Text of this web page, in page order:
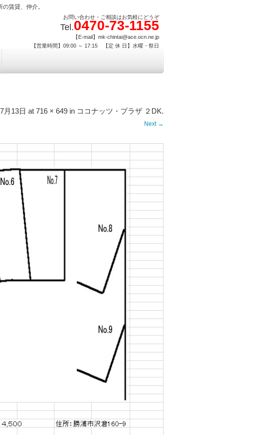
賃貸、仲介。
お問い合わせ・ご相談はお気軽にどうぞ
Tel.0470-73-1155
【E-mail】mk-chintai@ace.ocn.ne.jp
【営業時間】09:00 ～ 17:15 【定 休 日】水曜・祭日
月13日 at 716 × 649 in ココナッツ・プラザ ２DK.
Next →